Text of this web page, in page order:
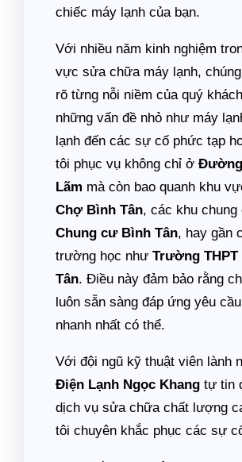
chiếc máy lạnh của bạn.
Với nhiều năm kinh nghiệm
vực sửa chữa máy lạnh,
rõ từng nỗi niềm của quý
những vấn đề nhỏ như máy
lạnh đến các sự cố phức tạp
tôi phục vụ không chỉ ở
Lãm mà còn bao quanh khu
Chợ Bình Tân, các khu
Chung cư Bình Tân, hay gần
trường học như Trường THPT
Tân. Điều này đảm bảo rằng
luôn sẵn sàng đáp ứng yêu
nhanh nhất có thể.
Với đội ngũ kỹ thuật viên lành
Điện Lạnh Ngọc Khang tự tin
dịch vụ sửa chữa chất lượng
tôi chuyên khắc phục các sự